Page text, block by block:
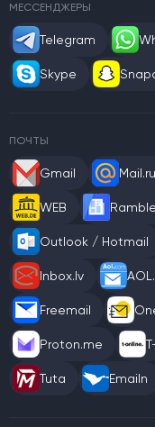
МЕССЕНДЖЕРЫ
Telegram
Skype
ПОЧТЫ
Gmail Mail.ru
WEB
Outlook / Hotmail
Inbox.lv
Freemail
Proton.me
Tuta Emailn